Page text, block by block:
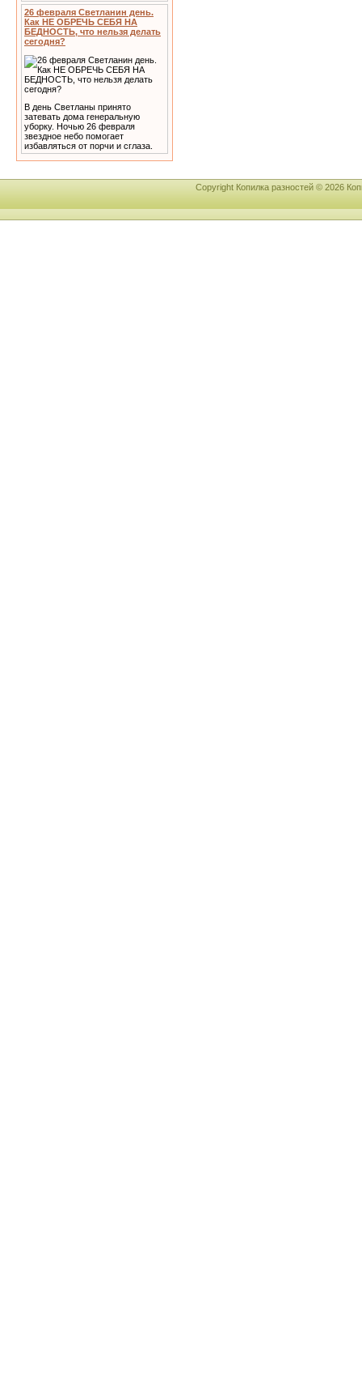
26 февраля Светланин день.
Как НЕ ОБРЕЧЬ СЕБЯ НА
БЕДНОСТЬ, что нельзя делать
сегодня?
В день Светланы принято
затевать дома генеральную
уборку. Ночью 26 февраля
звездное небо помогает
избавляться от порчи и сглаза.
Copyright Копилка разностей © 2026